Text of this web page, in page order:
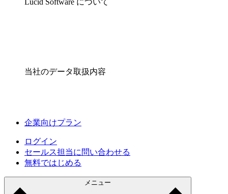
Lucid Software について
当社のデータ取扱内容
企業向けプラン
ログイン
セールス担当に問い合わせる
無料ではじめる
メニュー